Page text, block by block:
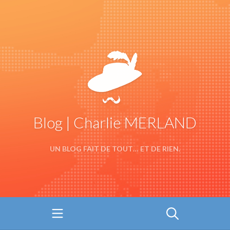
Blog | Charlie MERLAND
UN BLOG FAIT DE TOUT… ET DE RIEN.